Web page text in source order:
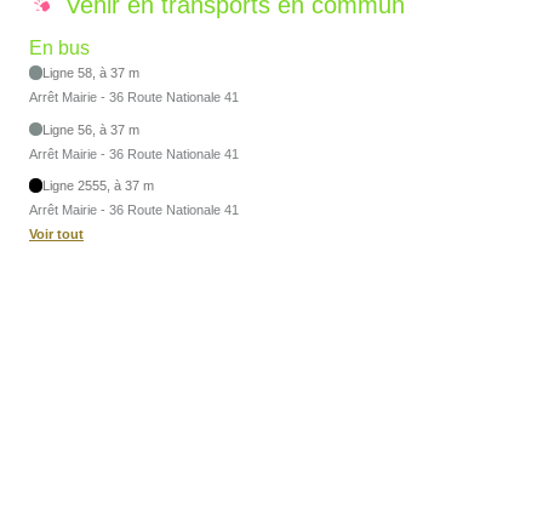
En bus
Ligne 58, à 37 m
Arrêt Mairie - 36 Route Nationale 41
Ligne 56, à 37 m
Arrêt Mairie - 36 Route Nationale 41
Ligne 2555, à 37 m
Arrêt Mairie - 36 Route Nationale 41
Voir tout